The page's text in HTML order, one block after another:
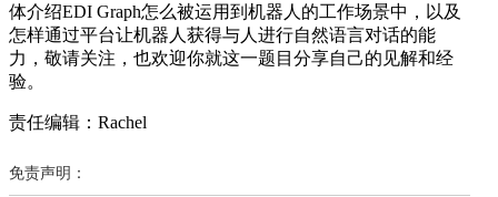
体介绍EDI Graph怎么被运用到机器人的工作场景中，以及
怎样通过平台让机器人获得与人进行自然语言对话的能
力，敬请关注，也欢迎你就这一题目分享自己的见解和经
验。
责任编辑：Rachel
免责声明：